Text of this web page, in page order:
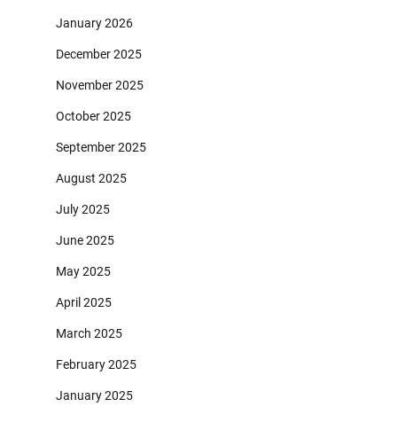
January 2026
December 2025
November 2025
October 2025
September 2025
August 2025
July 2025
June 2025
May 2025
April 2025
March 2025
February 2025
January 2025